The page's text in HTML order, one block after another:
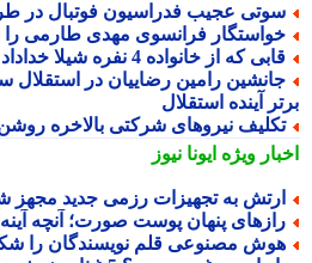
عجیب فدراسیون فوتبال در
فرانسوی مهدی طارمی را
که از خانواده 4 نفره شیلا خداداد پربازدید شد
رامین رضاییان در استقلال
آینده استقلال
نیروهای شرکتی بالاخره روشن
ویژهایونا نیوز
به تجهیزات رزمی جدید مجهز شد
پنهان پوست صورت؛ آنچه آینه
مصنوعی قلم نویسندگان را